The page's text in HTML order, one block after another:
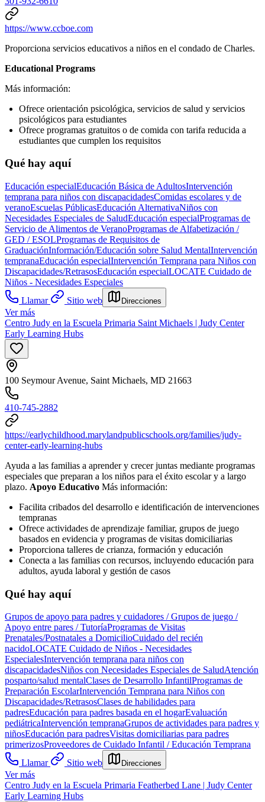
https://www.ccboe.com
Proporciona servicios educativos a niños en el condado de Charles.
Educational Programs
Más información:
Ofrece orientación psicológica, servicios de salud y servicios
psicológicos para estudiantes
Ofrece programas gratuitos o de comida con tarifa reducida a
estudiantes que cumplen los requisitos
Qué hay aquí
Educación especialEducación Básica de AdultosIntervención
temprana para niños con discapacidadesComidas escolares y de
veranoEscuelas PúblicasEducación AlternativaNiños con
Necesidades Especiales de SaludEducación especialProgramas de
Servicio de Alimentos de VeranoProgramas de Alfabetización /
GED / ESOLProgramas de Requisitos de
GraduaciónInformación/Educación sobre Salud MentalIntervención
tempranaEducación especialIntervención Temprana para Niños con
Discapacidades/RetrasosEducación especialLOCATE Cuidado de
Niños - Necesidades Especiales
Llamar
Sitio web Direcciones
Ver más
Centro Judy en la Escuela Primaria Saint Michaels | Judy Center
Early Learning Hubs
100 Seymour Avenue, Saint Michaels, MD 21663
410-745-2882
https://earlychildhood.marylandpublicschools.org/families/judy-
center-early-learning-hubs
Ayuda a las familias a aprender y crecer juntas mediante programas
especiales que preparan a los niños para el éxito escolar y a largo
plazo. Apoyo Educativo Más información:
Facilita cribados del desarrollo e identificación de intervenciones
tempranas
Ofrece actividades de aprendizaje familiar, grupos de juego
basados en evidencia y programas de visitas domiciliarias
Proporciona talleres de crianza, formación y educación
Conecta a las familias con recursos, incluyendo educación para
adultos, ayuda laboral y gestión de casos
Qué hay aquí
Grupos de apoyo para padres y cuidadores / Grupos de juego /
Apoyo entre pares / TutoríaProgramas de Visitas
Prenatales/Postnatales a DomicilioCuidado del recién
nacidoLOCATE Cuidado de Niños - Necesidades
EspecialesIntervención temprana para niños con
discapacidadesNiños con Necesidades Especiales de SaludAtención
posparto/salud mentalClases de Desarrollo InfantilProgramas de
Preparación EscolarIntervención Temprana para Niños con
Discapacidades/RetrasosClases de habilidades para
padresEducación para padres basada en el hogarEvaluación
pediátricaIntervención tempranaGrupos de actividades para padres y
niñosEducación para padresVisitas domiciliarias para padres
primerizosProveedores de Cuidado Infantil / Educación Temprana
Llamar
Sitio web Direcciones
Ver más
Centro Judy en la Escuela Primaria Featherbed Lane | Judy Center
Early Learning Hubs